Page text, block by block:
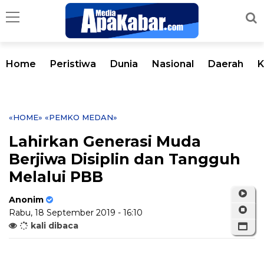
Home Peristiwa Dunia Nasional Daerah
«HOME» «PEMKO MEDAN»
Lahirkan Generasi Muda
Berjiwa Disiplin dan Tangguh
Melalui PBB
Anonim
Rabu, 18 September 2019 - 16:10
kali dibaca